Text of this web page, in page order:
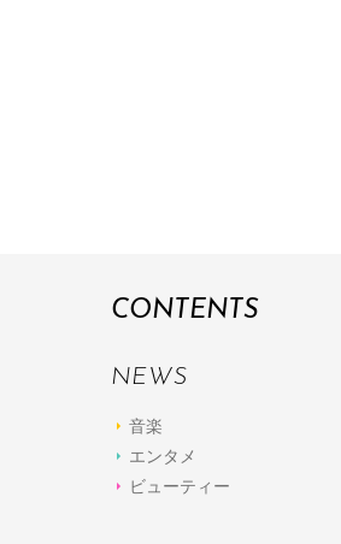
CONTENTS
NEWS
音楽
エンタメ
ビューティー